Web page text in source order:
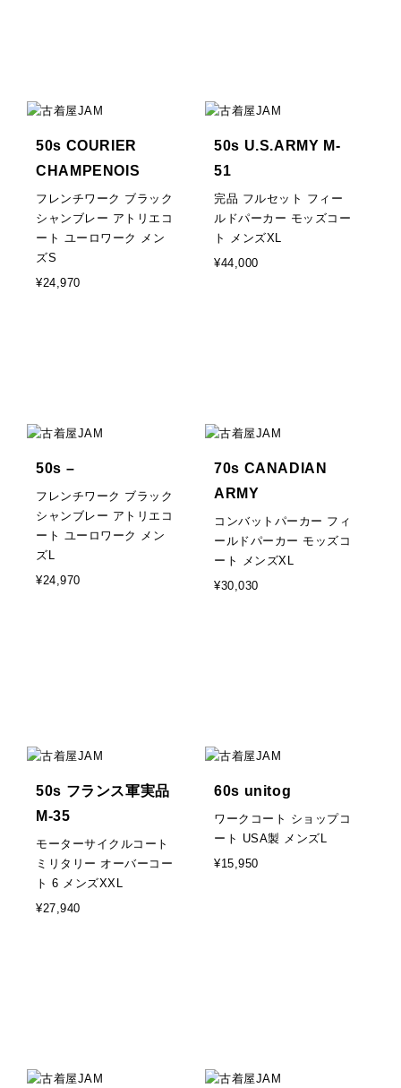
50s COURIER
CHAMPENOIS
フレンチワーク ブラック
シャンブレー アトリエコ
ート ユーロワーク メン
ズS
¥24,970
50s U.S.ARMY M-
51
完品 フルセット フィー
ルドパーカー モッズコー
ト メンズXL
¥44,000
50s –
フレンチワーク ブラック
シャンブレー アトリエコ
ート ユーロワーク メン
ズL
¥24,970
70s CANADIAN
ARMY
コンバットパーカー フィ
ールドパーカー モッズコ
ート メンズXL
¥30,030
50s フランス軍実品
M-35
モーターサイクルコート
ミリタリー オーバーコー
ト 6 メンズXXL
¥27,940
60s unitog
ワークコート ショップコ
ート USA製 メンズL
¥15,950